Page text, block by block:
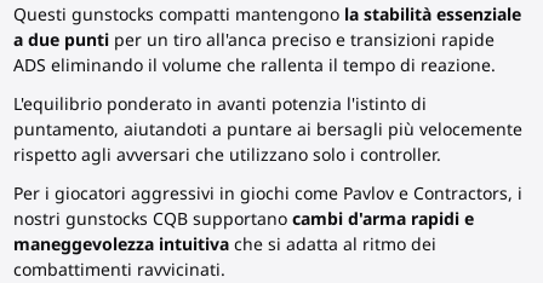
Questi gunstocks compatti mantengono la stabilità essenziale
a due puntiper un tiro all'anca preciso e transizioni rapide
ADS eliminando il volume che rallenta il tempo di reazione.
L'equilibrio ponderato in avanti potenzia l'istinto di
puntamento, aiutandoti a puntare ai bersagli più velocemente
rispetto agli avversari che utilizzano solo i controller.
Per i giocatori aggressivi in giochi come Pavlov e Contractors, i
nostri gunstocks CQB supportano cambi d'arma rapidi e
maneggevolezza intuitivache si adatta al ritmo dei
combattimenti ravvicinati.